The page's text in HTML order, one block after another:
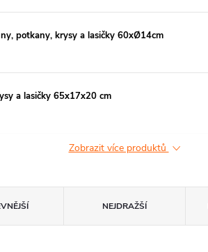
potkany, krysy a lasičky 60xØ14cm
a lasičky 65x17x20 cm
Zobrazit více produktů
NEJDRAŽŠÍ